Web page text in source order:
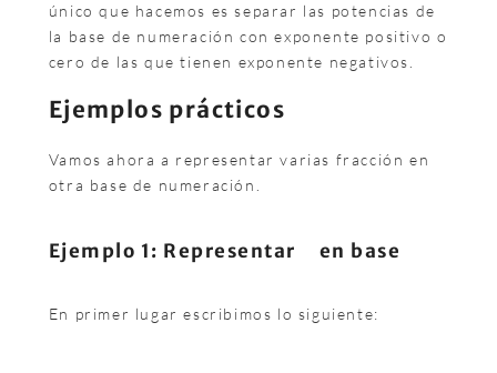
único que hacemos es separar las potencias de
la base de numeración con exponente positivo o
cero de las que tienen exponente negativos.
Ejemplos prácticos
Vamos ahora a representar varias fracción en
otra base de numeración.
Ejemplo 1: Representar en base
En primer lugar escribimos lo siguiente: